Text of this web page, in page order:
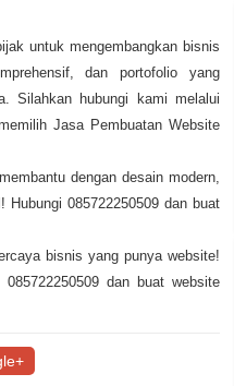
untuk mengembangkan bisnis
dan portofolio yang
Silahkan hubungi kami melalui
Jasa Pembuatan Website
dengan desain modern,
085722250509 dan buat
bisnis yang punya website!
dan buat website